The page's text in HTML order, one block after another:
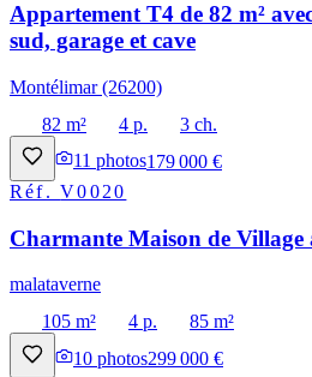
Appartement T4 de 82 m²
sud, garage et cave
Montélimar (26200)
82 m²
4 p.
3 ch.
11 photos179 000 €
Réf.V0020
Charmante Maison de Village
malataverne
105 m²
4 p.
85 m²
10 photos299 000 €